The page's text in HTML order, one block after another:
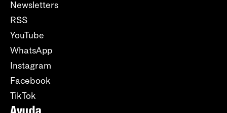
Newsletters
RSS
YouTube
WhatsApp
Instagram
Facebook
TikTok